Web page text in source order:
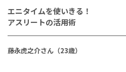
エニタイムを使いきる！
アスリートの活用術
藤永虎之介さん（23歳）